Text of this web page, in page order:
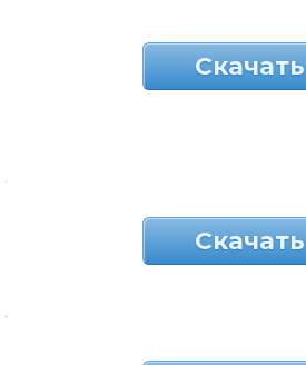
Скачать
Скачать